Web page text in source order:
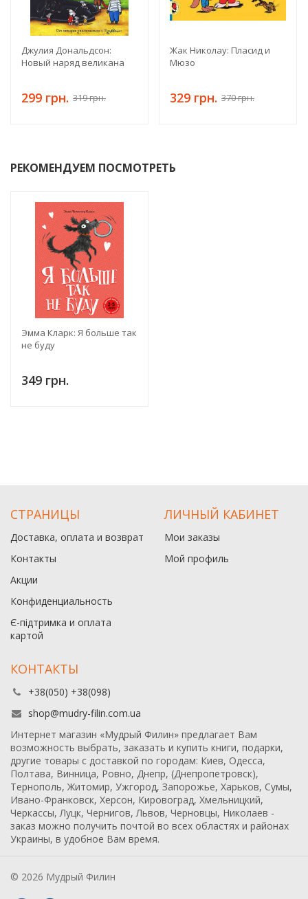
Джулия Дональдсон:
Новый наряд великана
299 грн. 319 грн.
Жак Николау: Пласид и
Мюзо
329 грн. 370 грн.
РЕКОМЕНДУЕМ ПОСМОТРЕТЬ
Эмма Кларк: Я больше так
не буду
349 грн.
СТРАНИЦЫ
Доставка, оплата и возврат
Контакты
Акции
Конфиденциальность
Є-підтримка и оплата
картой
ЛИЧНЫЙ КАБИНЕТ
Мои заказы
Мой профиль
КОНТАКТЫ
+38(050) +38(098)
shop@mudry-filin.com.ua
Интернет магазин «Мудрый Филин» предлагает Вам
возможность выбрать, заказать и купить книги, подарки,
другие товары с доставкой по городам: Киев, Одесса,
Полтава, Винница, Ровно, Днепр, (Днепропетровск),
Тернополь, Житомир, Ужгород, Запорожье, Харьков, Сумы,
Ивано-Франковск, Херсон, Кировоград, Хмельницкий,
Черкассы, Луцк, Чернигов, Львов, Черновцы, Николаев -
заказ можно получить почтой во всех областях и районах
Украины, в удобное Вам время.
© 2026 Мудрый Филин